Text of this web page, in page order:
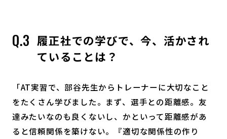
履正社での学びで、今、活かされ
ていることは？
「AT実習で、部谷先生からトレーナーに大切なこと
をたくさん学びました。まず、選手との距離感。友
達みたいなのも良くないし、かといって距離感があ
ると信頼関係を築けない。『適切な関係性の作り